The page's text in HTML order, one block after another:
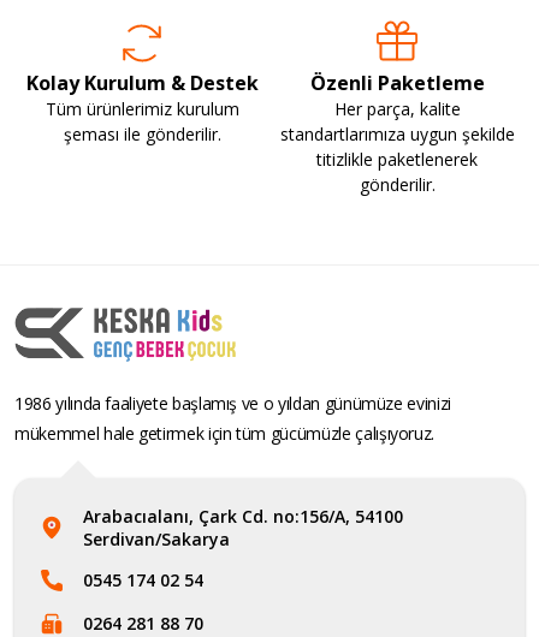
Kolay Kurulum & Destek
Tüm ürünlerimiz kurulum
şeması ile gönderilir.
Özenli Paketleme
Her parça, kalite
standartlarımıza uygun şekilde
titizlikle paketlenerek
gönderilir.
1986 yılında faaliyete başlamış ve o yıldan günümüze evinizi
mükemmel hale getirmek için tüm gücümüzle çalışıyoruz.
Arabacıalanı, Çark Cd. no:156/A, 54100
Serdivan/Sakarya
0545 174 02 54
0264 281 88 70